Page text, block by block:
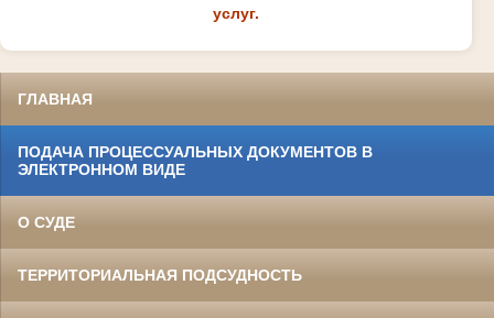
услуг.
ГЛАВНАЯ
ПОДАЧА ПРОЦЕССУАЛЬНЫХ ДОКУМЕНТОВ В
ЭЛЕКТРОННОМ ВИДЕ
О СУДЕ
ТЕРРИТОРИАЛЬНАЯ ПОДСУДНОСТЬ